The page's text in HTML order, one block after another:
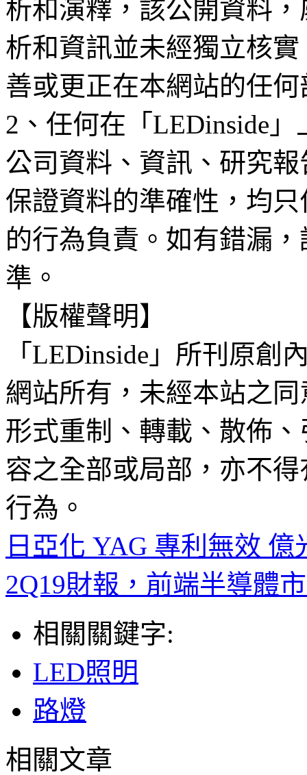
析和演釋，該公開資料
析和資訊並未經獨立核
善或更正在本網站的任
2、任何在「LEDinside
公司資料、資訊、研究
保證資料的準確性，均
的行為負責。如有錯漏
準。
【版權聲明】
「LEDinside」所刊原創
網站所有，未經本站之
形式重制、轉載、散佈
容之全部或局部，亦不
行為。
日亞化 YAG 專利無效
2Q19財報，前端半導體
相關關鍵字:
LED照明
路燈
相關文章